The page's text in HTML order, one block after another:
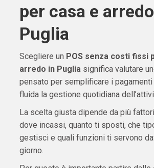
per casa e
Puglia
Scegliere un POS senza costi fissi
arredo in Pugliasignifica valutare
pensato per semplificare i pagamenti
fluida la gestione quotidiana
La scelta giusta dipende da più
dove incassi, quanto ti sposti, che
gestisci e quali funzioni ti servono
giorno.